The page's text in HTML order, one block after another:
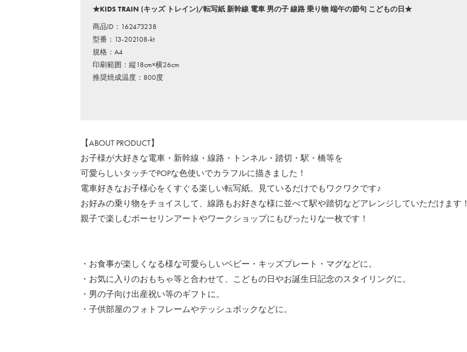
★KIDS TRAIN (キッズ トレイン)/転写紙 新幹線 電車 男の子 線路 乗り物 端午の節句 こどもの日★
商品ID：162473238
型番：13-202108-kt
規格：A4
印刷範囲：縦18cm×横26cm
推奨焼成温度：800度
【ABOUT PRODUCT】
お子様が大好きな電車・新幹線・線路・トンネル・踏切・駅・橋等を
可愛らしいタッチでPOPな色使いでカラフルに描きました！
電車好きなお子様心をくすぐる楽しい転写紙。見ているだけでもワクワクです♪
お好みの乗り物をチョイスして、線路もお好きな様に並べて駅や踏切などアレンジしていただけます！
親子で楽しむポーセリンアートやワークショップにもぴったりな一枚です！
・お食事が楽しくなる様な可愛らしいベビー・キッズプレート・マグなどに。
・お気に入りのおもちゃ等と合わせて、こどもの日やお誕生日記念のスタイリングに。
・男の子向け出産祝い等のギフトに。
・子供部屋のフォトフレームやテッシュボックなどに。